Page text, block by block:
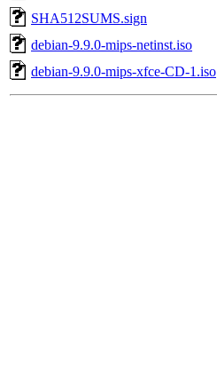
SHA512SUMS.sign
debian-9.9.0-mips-netinst.iso
debian-9.9.0-mips-xfce-CD-1.iso